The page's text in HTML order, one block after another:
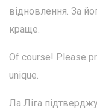
відновлення. За
краще.
Of course! Please
unique.
Ла Ліга